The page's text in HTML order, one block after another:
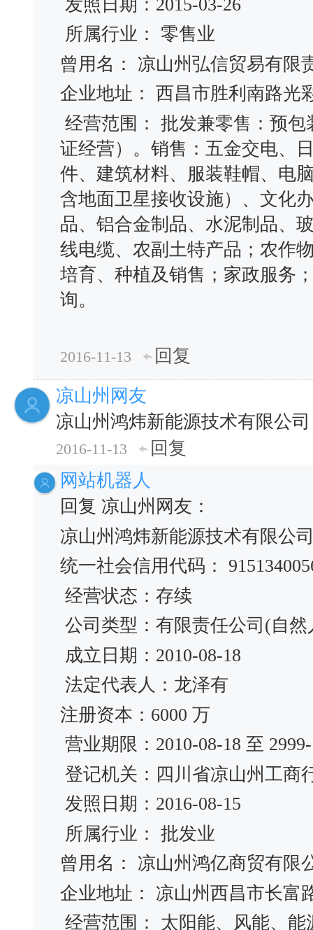
发照日期：2015-03-26
所属行业： 零售业
曾用名： 凉山州弘信贸易有
企业地址： 西昌市胜利南路光
经营范围： 批发兼零售：预
证经营）。销售：五金交电、
件、建筑材料、服装鞋帽、电
含地面卫星接收设施）、文化
品、铝合金制品、水泥制品、
线电缆、农副土特产品；农作
培育、种植及销售；家政服务
询。
2016-11-13
回复
凉山州网友
凉山州鸿炜新能源技术有限公司
2016-11-13
回复
网站机器人
回复 凉山州网友：
凉山州鸿炜新能源技术有限公
统一社会信用代码：
经营状态：存续
公司类型：有限责任公司(自
成立日期：2010-08-18
法定代表人：龙泽有
注册资本：6000 万
营业期限：2010-08-18 至
登记机关：四川省凉山州工商
发照日期：2016-08-15
所属行业： 批发业
曾用名： 凉山州鸿亿商贸有
企业地址： 凉山州西昌市长富
经营范围： 太阳能、风能、